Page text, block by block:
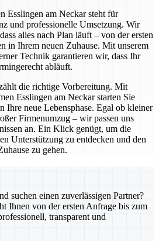
Esslingen am Neckar steht für
und professionelle Umsetzung. Wir
alles nach Plan läuft – von der ersten
in Ihrem neuen Zuhause. Mit unserem
Technik garantieren wir, dass Ihr
abläuft.
die richtige Vorbereitung. Mit
Esslingen am Neckar starten Sie
Ihre neue Lebensphase. Egal ob kleiner
Firmenumzug – wir passen uns
an. Ein Klick genügt, um die
Unterstützung zu entdecken und den
zu gehen.
suchen einen zuverlässigen Partner?
Ihnen von der ersten Anfrage bis zum
transparent und